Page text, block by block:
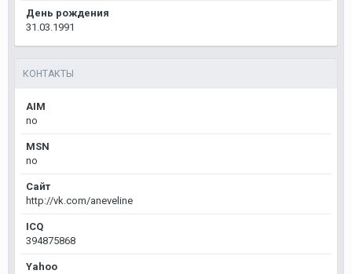
День рождения
31.03.1991
КОНТАКТЫ
AIM
no
MSN
no
Сайт
http://vk.com/aneveline
ICQ
394875868
Yahoo